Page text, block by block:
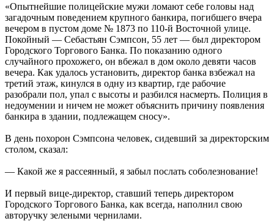
«Опытнейшие полицейские мужи ломают себе головы над
загадочным поведением крупного банкира, погибшего вчера
вечером в пустом доме № 1873 по 110-й Восточной улице.
Покойный — Себастьян Сэмпсон, 55 лет — был директором
Городского Торгового Банка. По показанию одного
случайного прохожего, он вбежал в дом около девяти часов
вечера. Как удалось установить, директор банка взбежал на
третий этаж, кинулся в одну из квартир, где рабочие
разобрали пол, упал с высоты и разбился насмерть. Полиция в
недоумении и ничем не может объяснить причину появления
банкира в здании, подлежащем сносу».
В день похорон Сэмпсона человек, сидевший за директорским
столом, сказал:
— Какой же я рассеянный, я забыл послать соболезнование!
И первый вице-директор, ставший теперь директором
Городского Торгового Банка, как всегда, наполнил свою
авторучку зелеными чернилами.